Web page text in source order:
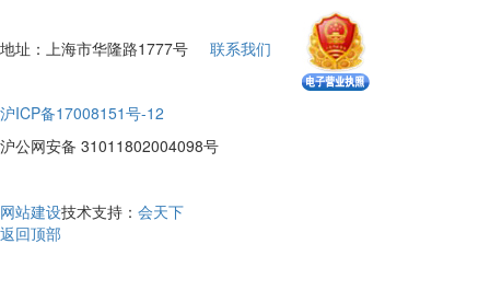
地址：上海市华隆路1777号 联系我们
沪ICP备17008151号-12
沪公网安备 31011802004098号
网站建设技术支持： 会天下
返回顶部